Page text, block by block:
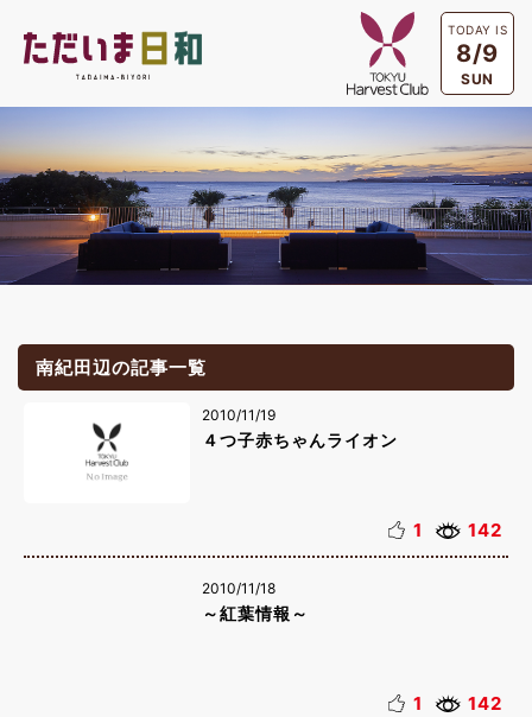
TODAY IS
8/9
SUN
南紀田辺の記事一覧
2010/11/19
４つ子赤ちゃんライオン
1 142
2010/11/18
～紅葉情報～
1 142